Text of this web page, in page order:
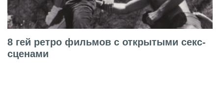
8 гей ретро фильмов с открытыми секс-
сценами